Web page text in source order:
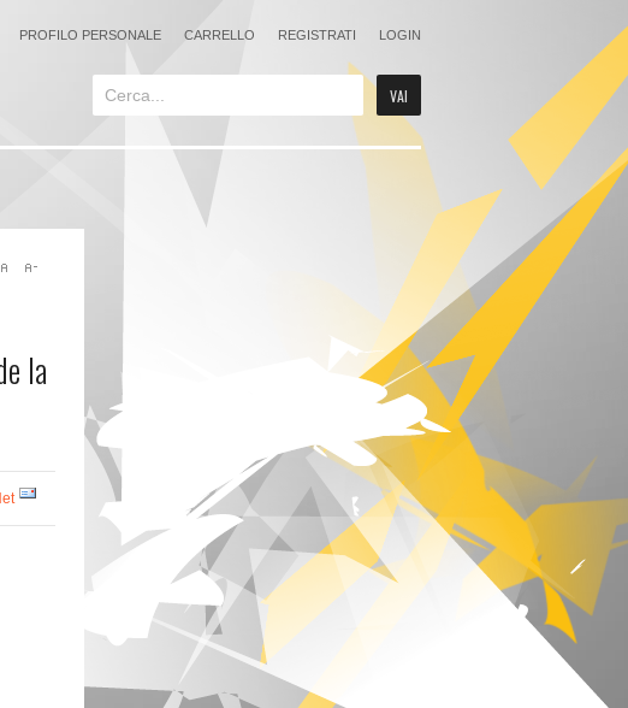
PROFILO PERSONALE CARRELLO REGISTRATI LOGIN
la